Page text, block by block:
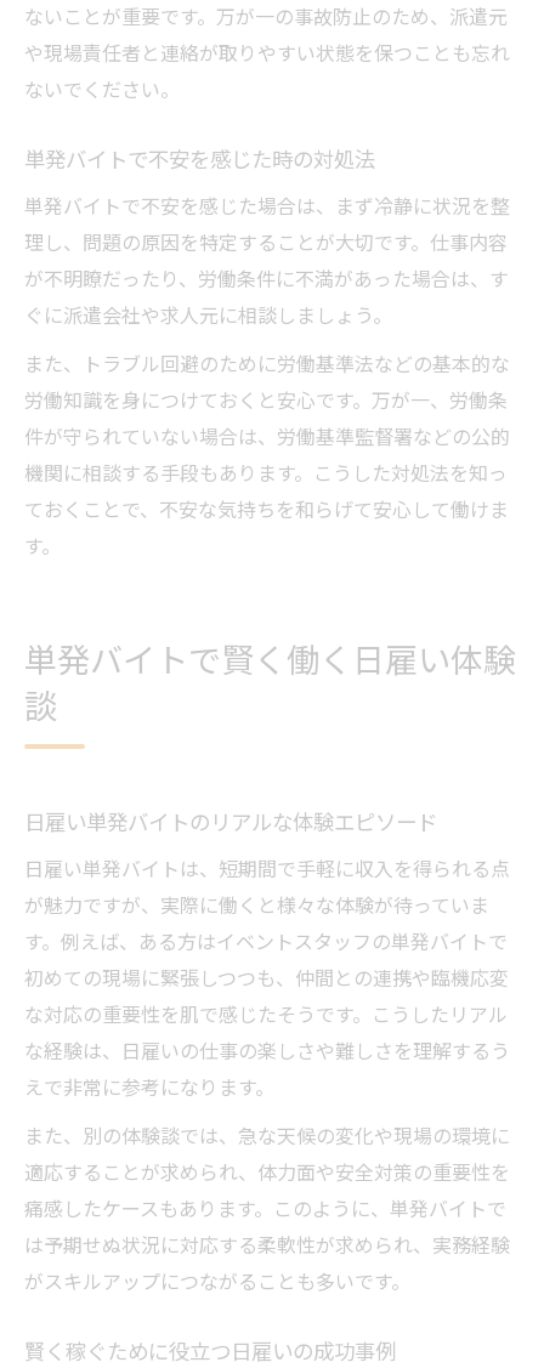
ないことが重要です。万が一の事故防止のため、派遣元
や現場責任者と連絡が取りやすい状態を保つことも忘れ
ないでください。
単発バイトで不安を感じた時の対処法
単発バイトで不安を感じた場合は、まず冷静に状況を整
理し、問題の原因を特定することが大切です。仕事内容
が不明瞭だったり、労働条件に不満があった場合は、す
ぐに派遣会社や求人元に相談しましょう。
また、トラブル回避のために労働基準法などの基本的な
労働知識を身につけておくと安心です。万が一、労働条
件が守られていない場合は、労働基準監督署などの公的
機関に相談する手段もあります。こうした対処法を知っ
ておくことで、不安な気持ちを和らげて安心して働けま
す。
単発バイトで賢く働く日雇い体験
談
日雇い単発バイトのリアルな体験エピソード
日雇い単発バイトは、短期間で手軽に収入を得られる点
が魅力ですが、実際に働くと様々な体験が待っていま
す。例えば、ある方はイベントスタッフの単発バイトで
初めての現場に緊張しつつも、仲間との連携や臨機応変
な対応の重要性を肌で感じたそうです。こうしたリアル
な経験は、日雇いの仕事の楽しさや難しさを理解するう
えで非常に参考になります。
また、別の体験談では、急な天候の変化や現場の環境に
適応することが求められ、体力面や安全対策の重要性を
痛感したケースもあります。このように、単発バイトで
は予期せぬ状況に対応する柔軟性が求められ、実務経験
がスキルアップにつながることも多いです。
賢く稼ぐために役立つ日雇いの成功事例